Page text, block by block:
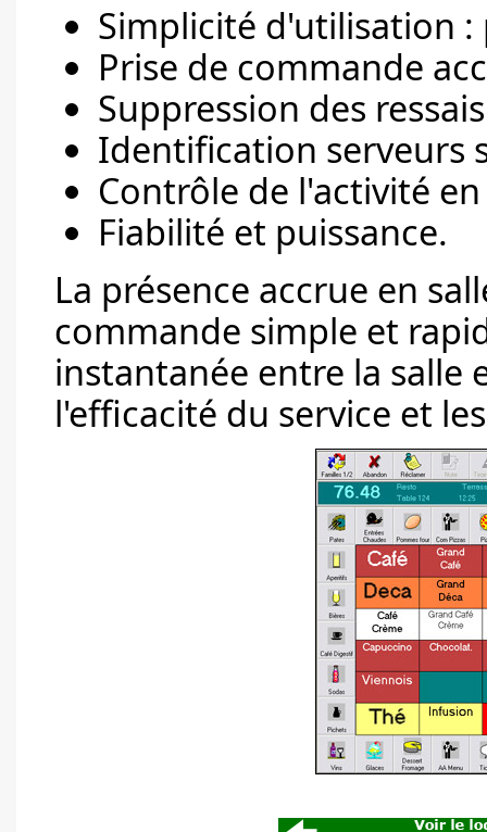
Simplicité d'utilisation
Prise de commande
Suppression des
Identification serveurs
Contrôle de l'activité
Fiabilité et puissance.
La présence accrue en
commande simple et
instantanée entre la salle
l'efficacité du service et